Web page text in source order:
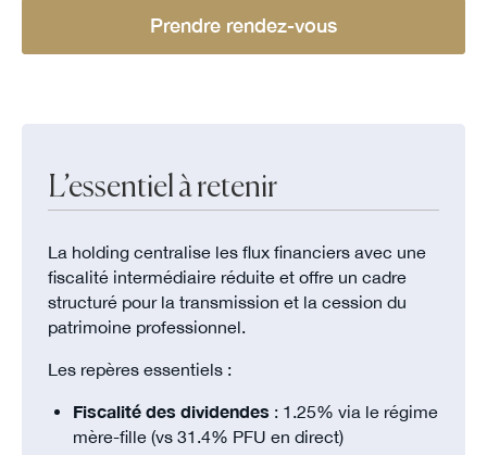
Prendre rendez-vous
L’essentiel à retenir
La holding centralise les flux financiers avec une
fiscalité intermédiaire réduite et offre un cadre
structuré pour la transmission et la cession du
patrimoine professionnel.
Les repères essentiels :
Fiscalité des dividendes : 1.25% via le régime
mère-fille (vs 31.4% PFU en direct)